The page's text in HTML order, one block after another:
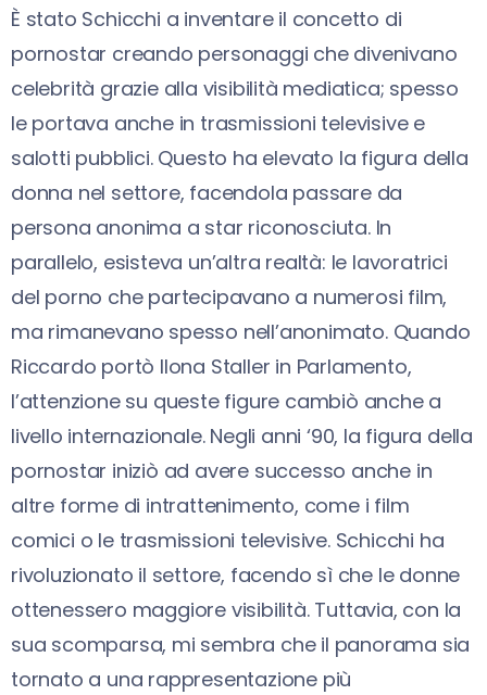
È stato Schicchi a inventare il concetto di
pornostar creando personaggi che divenivano
celebrità grazie alla visibilità mediatica; spesso
le portava anche in trasmissioni televisive e
salotti pubblici. Questo ha elevato la figura della
donna nel settore, facendola passare da
persona anonima a star riconosciuta. In
parallelo, esisteva un’altra realtà: le lavoratrici
del porno che partecipavano a numerosi film,
ma rimanevano spesso nell’anonimato. Quando
Riccardo portò Ilona Staller in Parlamento,
l’attenzione su queste figure cambiò anche a
livello internazionale. Negli anni ‘90, la figura della
pornostar iniziò ad avere successo anche in
altre forme di intrattenimento, come i film
comici o le trasmissioni televisive. Schicchi ha
rivoluzionato il settore, facendo sì che le donne
ottenessero maggiore visibilità. Tuttavia, con la
sua scomparsa, mi sembra che il panorama sia
tornato a una rappresentazione più